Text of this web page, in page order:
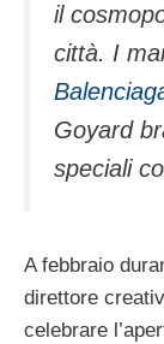
il
città. I
Goyard
speciali
A febbraio
direttore
celebrare